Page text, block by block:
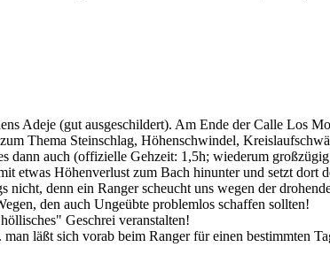
Adeje (gut ausgeschildert). Am Ende der Calle Los
Thema Steinschlag, Höhenschwindel,
auch (offizielle Gehzeit: 1,5h; wiederum
etwas Höhenverlust zum Bach hinunter und setzt dort
denn ein Ranger scheucht uns wegen der
den auch Ungeübte problemlos schaffen sollten!
Geschrei veranstalten!
läßt sich vorab beim Ranger für einen bestimmten